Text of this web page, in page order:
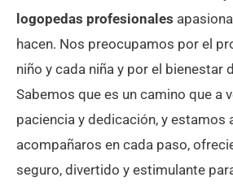
logopedas profesionales
hacen. Nos preocupamos por el
niño y cada niña y por el bienestar
Sabemos que es un camino que a
paciencia y dedicación, y estamos
acompañaros en cada paso,
seguro, divertido y estimulante